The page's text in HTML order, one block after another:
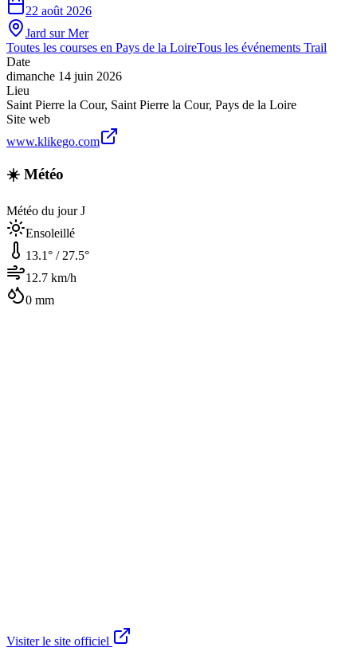
22 août 2026
Jard sur Mer
Toutes les courses en Pays de la LoireTous les événements Trail
Date
dimanche 14 juin 2026
Lieu
Saint Pierre la Cour, Saint Pierre la Cour, Pays de la Loire
Site web
www.klikego.com
☀️ Météo
Météo du jour J
Ensoleillé
13.1° / 27.5°
12.7 km/h
0 mm
Visiter le site officiel